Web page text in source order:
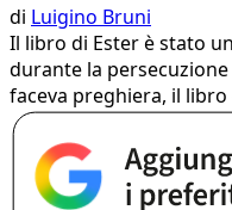
di Luigino Bruni
Il libro di Ester è stato
durante la
faceva preghiera, il